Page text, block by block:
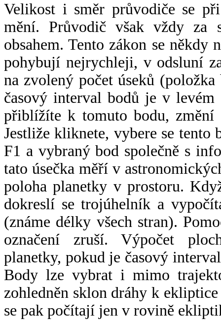
Velikost i směr průvodiče se
mění. Průvodič však vždy za
obsahem. Tento zákon se někdy
pohybují nejrychleji, v odsluní
na zvolený počet úseků
časový interval bodů je v
přiblížíte k tomuto bodu,
Jestliže kliknete, vybere se tento
F1 a vybraný bod společně s
tato úsečka měří v
poloha planetky v prostoru.
dokreslí se trojúhelník a
(známe délky všech stran).
označení zruší. Výpočet
planetky, pokud je časový
Body lze vybrat i mimo
zohledněn sklon dráhy k
se pak počítají jen v rovině